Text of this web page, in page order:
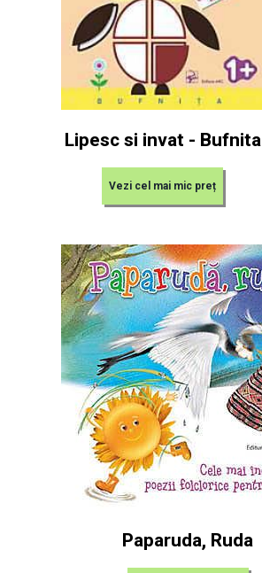
Lipesc si invat - Bufnita
Vezi cel mai mic preț
Paparuda, Ruda